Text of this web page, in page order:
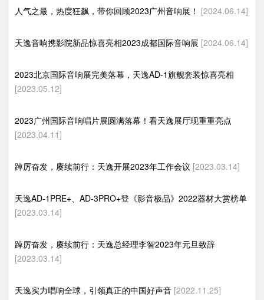
人气之最，热度狂飙，带你回顾2023广州音响展！ [2024.06.14]
天逸音响携影院新品惊喜亮相2023成都国际音响展 [2024.06.14]
2023北京国际音响展完美落幕，天逸AD-1旗舰套装惊喜亮相
[2023.05.12]
2023广州国际音响唱片展圆满落幕！看天逸展厅现重重亮点
[2023.04.11]
踔厉奋发，赓续前行：天逸开展2023年工作会议 [2023.03.14]
天逸AD-1PRE+、AD-3PRO+登《影音极品》2022器材大赏榜单
[2023.03.14]
踔厉奋发，赓续前行：天逸总经理李智2023年元旦致辞
[2023.03.14]
天逸实力唱响全球，引领真正的中国好声音 [2022.11.25]